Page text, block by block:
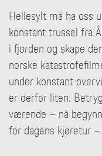
Hellesylt må ha oss
konstant trussel fra
i fjorden og skape
norske
under konstant
er derfor liten.
værende – nå
for dagens kjøretur